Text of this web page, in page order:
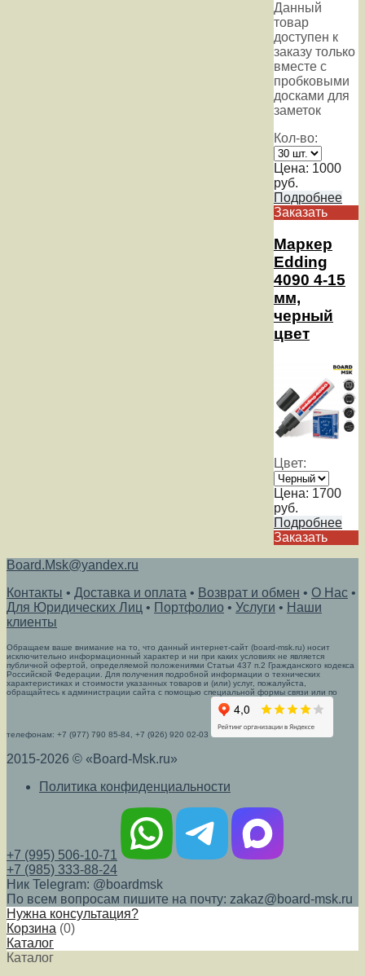
Данный
товар
доступен к
заказу только
вместе с
пробковыми
досками для
заметок
Кол-во:
Цена: 1000
руб.
Подробнее
Заказать
Маркер
Edding
4090 4-15
мм,
черный
цвет
Цвет:
Цена: 1700
руб.
Подробнее
Заказать
Board.Msk@yandex.ru
Контакты • Доставка и оплата • Возврат и обмен • О Нас •
Для Юридических Лиц • Портфолио • Услуги • Наши
клиенты
Обращаем ваше внимание на то, что данный интернет-сайт (board-msk.ru) носит
исключительно информационный характер и ни при каких условиях не является
публичной офертой, определяемой положениями Статьи 437 п.2 Гражданского кодекса
Российской Федерации. Для получения подробной информации о технических
характеристиках и стоимости указанных товаров и (или) услуг, пожалуйста,
обращайтесь к администрации сайта с помощью специальной формы связи или по
телефонам: +7 (977) 790 85-84, +7 (926) 920 02-03
2015-2026 © «Board-Msk.ru»
Политика конфиденциальности
+7 (995) 506-10-71
+7 (985) 333-88-24
Ник Telegram: @boardmsk
По всем вопросам пишите на почту: zakaz@board-msk.ru
Нужна консультация?
Корзина (0)
Каталог
Каталог